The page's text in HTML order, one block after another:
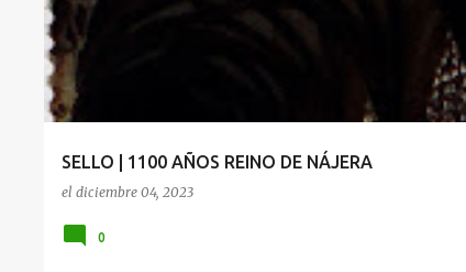
SELLO | 1100 AÑOS REINO DE NÁJERA
el diciembre 04, 2023
0